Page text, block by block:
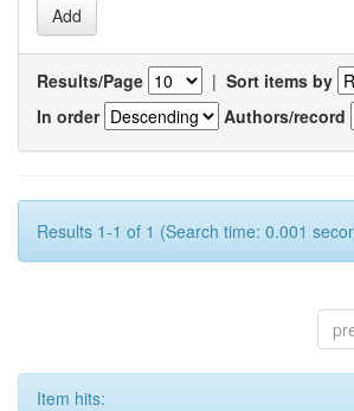
Results/Page | Sort items by
In order
Authors/record
Results 1-1 of 1 (Search time: 0.001
Item hits: